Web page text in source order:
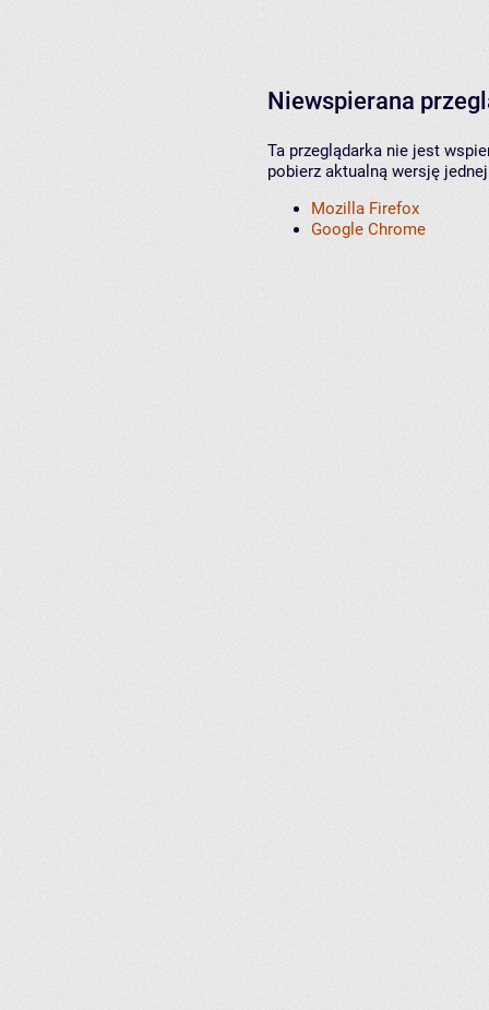
Niewspierana
Ta przeglądarka nie jest
pobierz aktualną wersję
Mozilla Firefox
Google Chrome